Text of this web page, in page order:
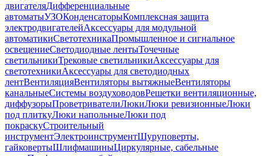
двигателяДифференциальные
автоматыУЗОКонденсаторыКомплексная защита
электродвигателейАксессуары для модульной
автоматикиСветотехникаПромышленное и сигнальное
освещениеСветодиодные лентыТочечные
светильникиТрековые светильникиАксессуары для
светотехникиАксессуары для светодиодных
лентВентиляцияВентиляторы вытяжныеВентиляторы
канальныеСистемы воздуховодовРешетки вентиляционные,
диффузорыПроветривателиЛюкиЛюки ревизионныеЛюки
под плиткуЛюки напольныеЛюки под
покраскуСтроительный
инструментЭлектроинструментШуруповерты,
гайковертыШлифмашиныЦиркулярные, сабельные